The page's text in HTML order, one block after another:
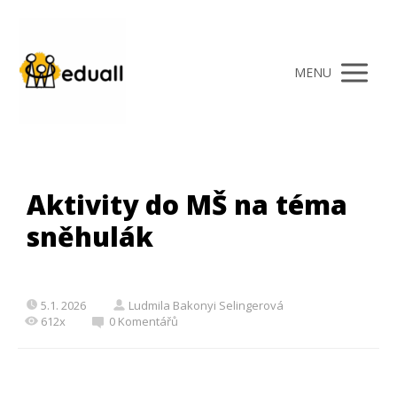
MENU
Aktivity do MŠ na téma
sněhulák
5.1. 2026
Ludmila Bakonyi Selingerová
612x
0 Komentářů